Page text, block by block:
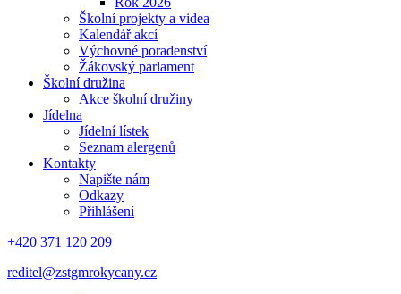
Školní projekty a videa
Kalendář akcí
Výchovné poradenství
Žákovský parlament
Školní družina
Akce školní družiny
Jídelna
Jídelní lístek
Seznam alergenů
Kontakty
Napište nám
Odkazy
Přihlášení
+420 371 120 209
reditel@zstgmrokycany.cz